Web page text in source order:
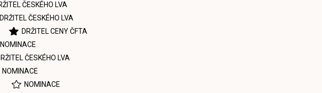
ČESKÉHO LVA
DRŽITEL ČESKÉHO LVA
DRŽITEL CENY ČFTA
NOMINACE
ČESKÉHO LVA
NOMINACE
NOMINACE